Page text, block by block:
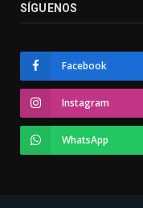
SÍGUENOS
Facebook
Instagram
WhatsApp